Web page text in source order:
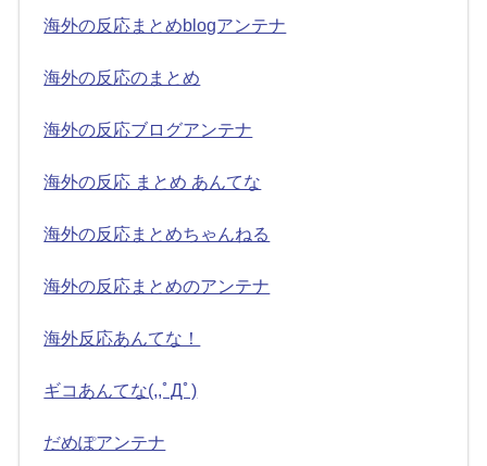
海外の反応まとめblogアンテナ
海外の反応のまとめ
海外の反応ブログアンテナ
海外の反応 まとめ あんてな
海外の反応まとめちゃんねる
海外の反応まとめのアンテナ
海外反応あんてな！
ギコあんてな(,,ﾟДﾟ)
だめぽアンテナ